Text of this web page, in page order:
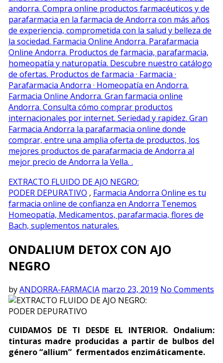
EXTRACTO FLUIDO DE AJO NEGRO:
PODER DEPURATIVO , Farmacia Andorra Online es tu
farmacia online de confianza en Andorra Tenemos
Homeopatía, Medicamentos, parafarmacia, flores de
Bach, suplementos naturales.
ONDALIUM DETOX CON AJO
NEGRO
byANDORRA-FARMACIA marzo 23, 2019 No Comments
CUIDAMOS DE TI DESDE EL INTERIOR. Ondalium:
tinturas madre producidas a partir de bulbos del
género “allium” fermentados enzimáticamente.